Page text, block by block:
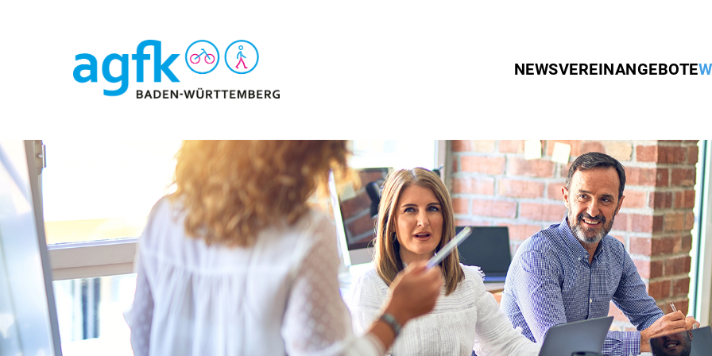
NEWSVEREINANGEBOTE